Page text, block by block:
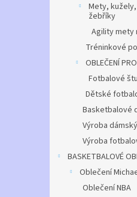
Mety,
žebříky
Agility mety
Tréninkové
OBLEČENÍ
Fotbalové
Dětské
Basketbalové
Výroba
Výroba
BASKETBALOVÉ
Oblečení
Oblečení NBA